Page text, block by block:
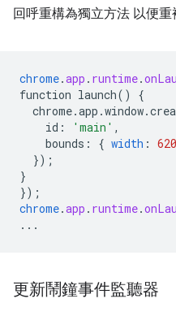
回呼重構為獨立方法 以便重
chrome.app . runtime.
function launch()
{
id : 'main' ,
bounds : { width : 620
});
}
});
chrome.app . runtime.
...
更新鬧鐘事件監聽器